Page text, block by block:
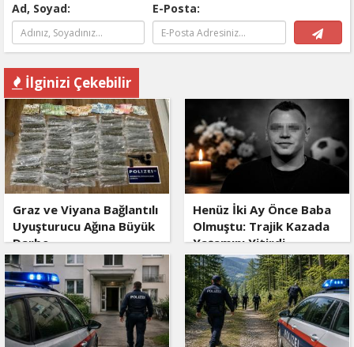
Ad, Soyad: E-Posta:
İlginizi Çekebilir
Graz ve Viyana Bağlantılı
Uyuşturucu Ağına Büyük
Darbe
Henüz İki Ay Önce Baba
Olmuştu: Trajik Kazada
Yaşamını Yitirdi